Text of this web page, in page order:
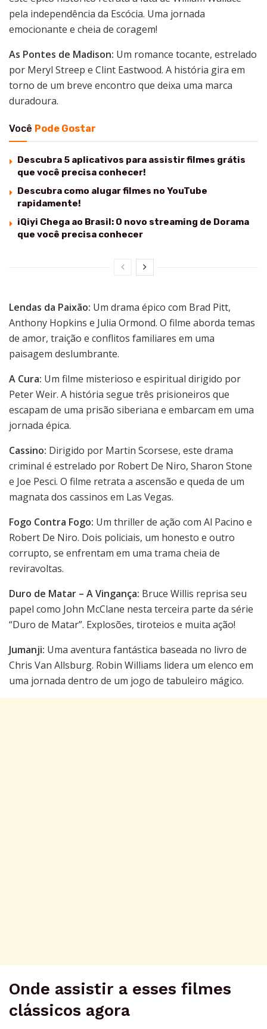
pela independência da Escócia. Uma jornada
emocionante e cheia de coragem!
As Pontes de Madison: Um romance tocante, estrelado
por Meryl Streep e Clint Eastwood. A história gira em
torno de um breve encontro que deixa uma marca
duradoura.
Você Pode Gostar
Descubra 5 aplicativos para assistir filmes grátis
que você precisa conhecer!
Descubra como alugar filmes no YouTube
rapidamente!
iQiyi Chega ao Brasil: O novo streaming de Dorama
que você precisa conhecer
Lendas da Paixão: Um drama épico com Brad Pitt,
Anthony Hopkins e Julia Ormond. O filme aborda temas
de amor, traição e conflitos familiares em uma
paisagem deslumbrante.
A Cura: Um filme misterioso e espiritual dirigido por
Peter Weir. A história segue três prisioneiros que
escapam de uma prisão siberiana e embarcam em uma
jornada épica.
Cassino: Dirigido por Martin Scorsese, este drama
criminal é estrelado por Robert De Niro, Sharon Stone
e Joe Pesci. O filme retrata a ascensão e queda de um
magnata dos cassinos em Las Vegas.
Fogo Contra Fogo: Um thriller de ação com Al Pacino e
Robert De Niro. Dois policiais, um honesto e outro
corrupto, se enfrentam em uma trama cheia de
reviravoltas.
Duro de Matar – A Vingança: Bruce Willis reprisa seu
papel como John McClane nesta terceira parte da série
“Duro de Matar”. Explosões, tiroteios e muita ação!
Jumanji: Uma aventura fantástica baseada no livro de
Chris Van Allsburg. Robin Williams lidera um elenco em
uma jornada dentro de um jogo de tabuleiro mágico.
Onde assistir a esses filmes
clássicos agora